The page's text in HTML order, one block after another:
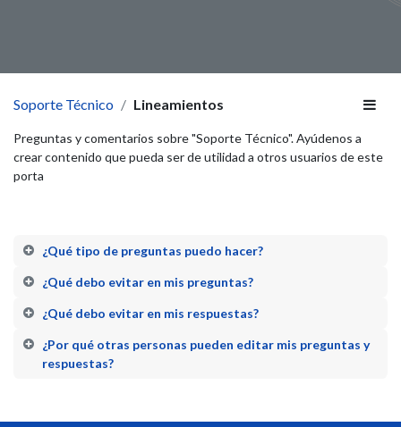
Soporte Técnico Lineamientos
Preguntas y comentarios sobre "Soporte Técnico". Ayúdenos a
crear contenido que pueda ser de utilidad a otros usuarios de este
porta
¿Qué tipo de preguntas puedo hacer?
¿Qué debo evitar en mis preguntas?
¿Qué debo evitar en mis respuestas?
¿Por qué otras personas pueden editar mis preguntas y
respuestas?